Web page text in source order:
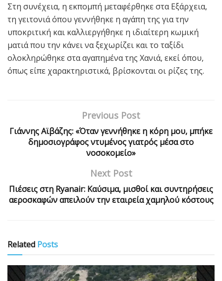
Στη συνέχεια, η εκπομπή μεταφέρθηκε στα Εξάρχεια,
τη γειτονιά όπου γεννήθηκε η αγάπη της για την
υποκριτική και καλλιεργήθηκε η ιδιαίτερη κωμική
ματιά που την κάνει να ξεχωρίζει και το ταξίδι
ολοκληρώθηκε στα αγαπημένα της Χανιά, εκεί όπου,
όπως είπε χαρακτηριστικά, βρίσκονται οι ρίζες της.
Previous Post
Γιάννης Αϊβάζης: «Όταν γεννήθηκε η κόρη μου, μπήκε
δημοσιογράφος ντυμένος γιατρός μέσα στο
νοσοκομείο»
Next Post
Πιέσεις στη Ryanair: Καύσιμα, μισθοί και συντηρήσεις
αεροσκαφών απειλούν την εταιρεία χαμηλού κόστους
Related Posts